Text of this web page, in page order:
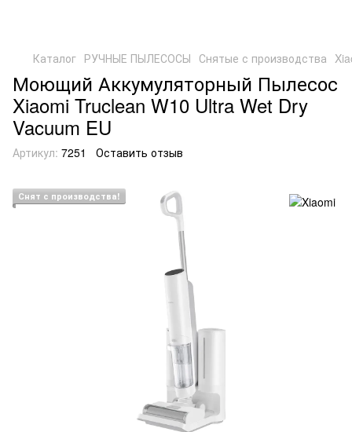
Каталог РУЧНЫЕ ПЫЛЕСОСЫ Снятые с производства
Моющий Аккумуляторный Пылесос
Xiaomi Truclean W10 Ultra Wet Dry
Vacuum EU
Артикул: 7251 Оставить отзыв
Снят с производства!